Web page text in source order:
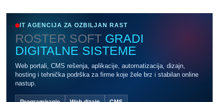
IT AGENCIJA ZA OZBILJAN RAST
ROSTER SOFT GRADI
DIGITALNE SISTEME
Web portali, CMS rešenja, aplikacije, automatizacija, dizajn,
hosting i tehnička podrška za firme koje žele brz i stabilan online
nastup.